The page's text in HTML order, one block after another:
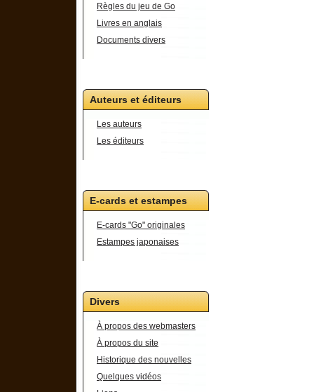
Règles du jeu de Go
Livres en anglais
Documents divers
Auteurs et éditeurs
Les auteurs
Les éditeurs
E-cards et estampes
E-cards "Go" originales
Estampes japonaises
Divers
À propos des webmasters
À propos du site
Historique des nouvelles
Quelques vidéos